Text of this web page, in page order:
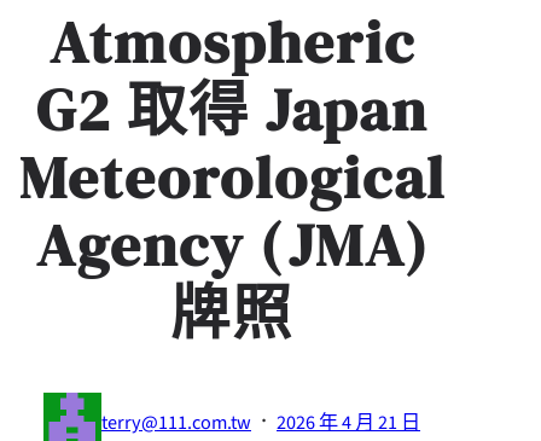
Atmospheric
G2 取得 Japan
Meteorological
Agency (JMA)
牌照
terry@111.com.tw · 2026 年 4 月 21 日